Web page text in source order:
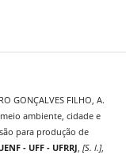
GONÇALVES FILHO, A.
meio ambiente, cidade e
para produção de
- UFF - UFRRJ, [S. l.],